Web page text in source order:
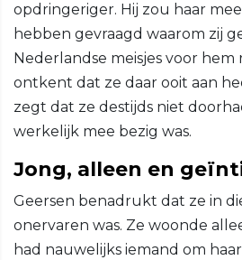
opdringeriger. Hij zou haar
hebben gevraagd waarom zij
Nederlandse meisjes voor hem
ontkent dat ze daar ooit aan
zegt dat ze destijds niet
werkelijk mee bezig was.
Jong, alleen en
Geersen benadrukt dat ze in
onervaren was. Ze woonde
had nauwelijks iemand om